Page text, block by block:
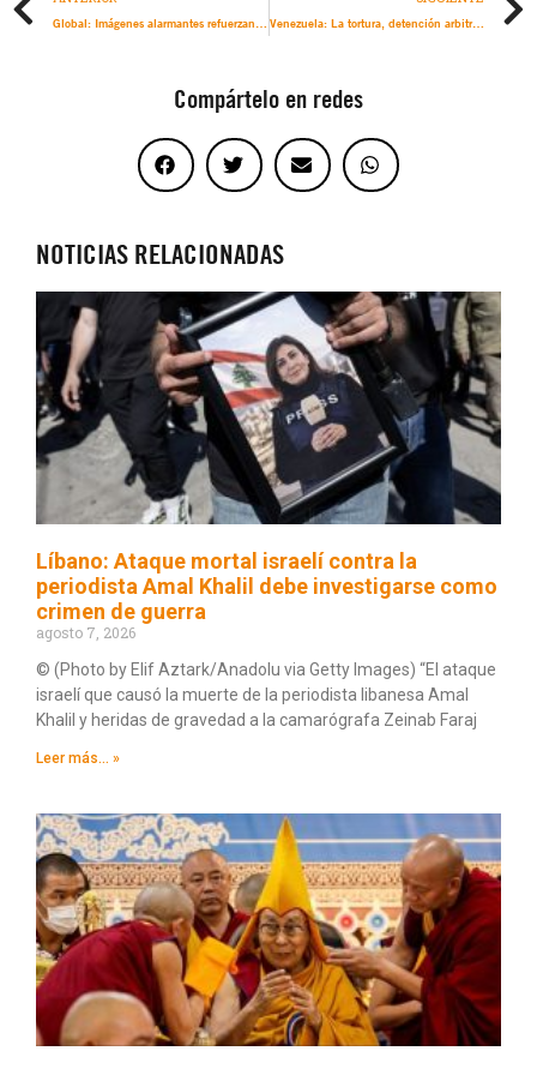
Global: Imágenes alarmantes refuerzan los peligros de celebrar la COP29 en un país con estrechos lazos con empresas de combustibles fósiles
Venezuela: La tortura, detención arbitraria y abusos contra decenas de niños y niñas deben movilizar a la justicia internacional
Compártelo en redes
NOTICIAS RELACIONADAS
Líbano: Ataque mortal israelí contra la
periodista Amal Khalil debe investigarse como
crimen de guerra
agosto 7, 2026
© (Photo by Elif Aztark/Anadolu via Getty Images) “El ataque
israelí que causó la muerte de la periodista libanesa Amal
Khalil y heridas de gravedad a la camarógrafa Zeinab Faraj
Leer más... »